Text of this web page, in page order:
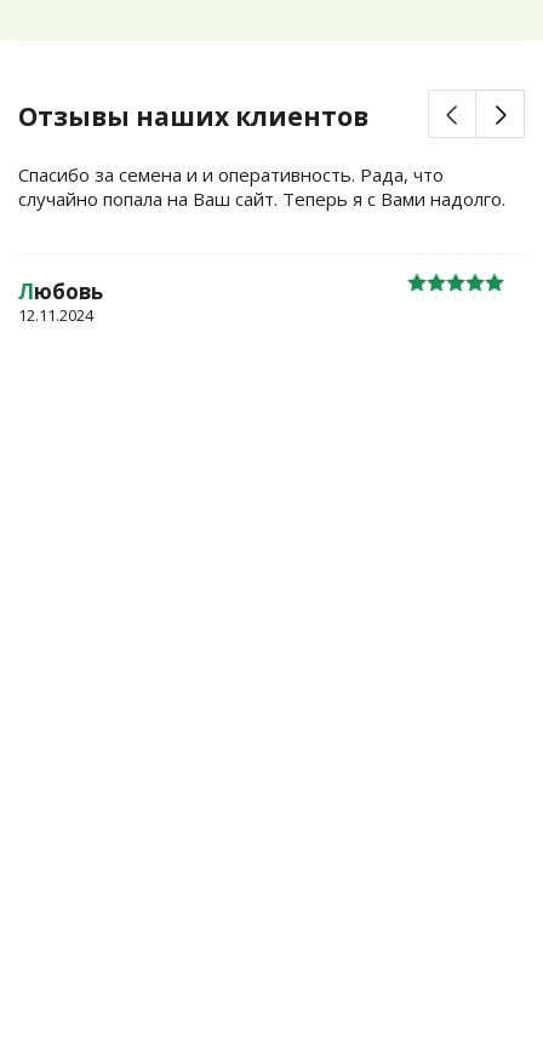
Отзывы наших клиентов
Спасибо за семена и и оперативность. Рада, что
случайно попала на Ваш сайт. Теперь я с Вами надолго.
Любовь
12.11.2024